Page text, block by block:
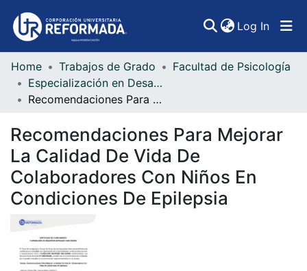
Log In
Communities & Collections
All of DSpace
Statistics
Home Trabajos de Grado
Facultad de Psicología
Especialización en Desarrollo Humano y Organizacional
Recomendaciones Para Mejorar La Calidad De Vida De Colaboradores Con Niños En Condiciones De Epilepsia
Recomendaciones Para Mejorar
La Calidad De Vida De
Colaboradores Con Niños En
Condiciones De Epilepsia